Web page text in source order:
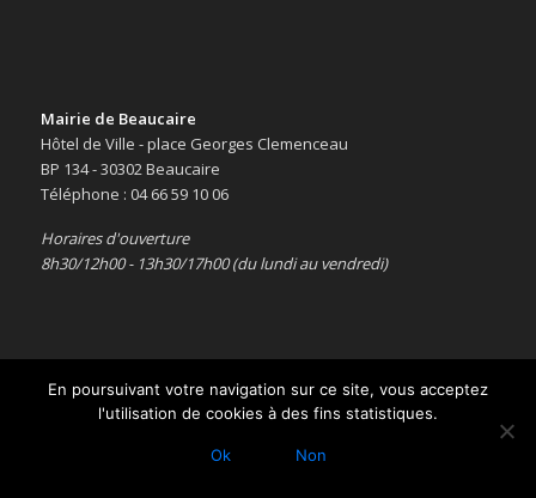
Mairie de Beaucaire
Hôtel de Ville - place Georges Clemenceau
BP 134 - 30302 Beaucaire
Téléphone : 04 66 59 10 06
Horaires d'ouverture
8h30/12h00 - 13h30/17h00 (du lundi au vendredi)
Copyright © 2016 -Le site officiel de la ville de Beaucaire-Mentions
En poursuivant votre navigation sur ce site, vous acceptez
l'utilisation de cookies à des fins statistiques.
Ok Non